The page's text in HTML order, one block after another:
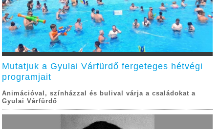
Mutatjuk a Gyulai Várfürdő fergeteges hétvégi
programjait
Animációval, színházzal és bulival várja a családokat a
Gyulai Várfürdő